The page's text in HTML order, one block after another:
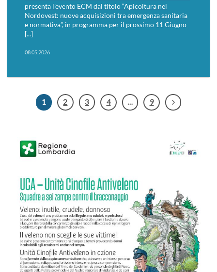
presenta l’evento ECM dal titolo “Apicoltura nel
Nordovest: nuove acquisizioni tra emergenza sanitaria
e normativa”, in programma per il prossimo 11 Giugno
[...]
08.05.2026
1 2 3 4 … 9